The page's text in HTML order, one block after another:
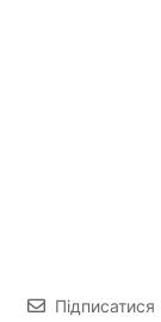
Підписатися